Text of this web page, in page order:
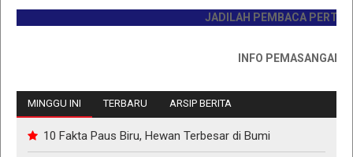
JADILAH PEMBACA PERTAMA
INFO PEMASANGAN
MINGGU INI TERBARU ARSIP BERITA
10 Fakta Paus Biru, Hewan Terbesar di Bumi